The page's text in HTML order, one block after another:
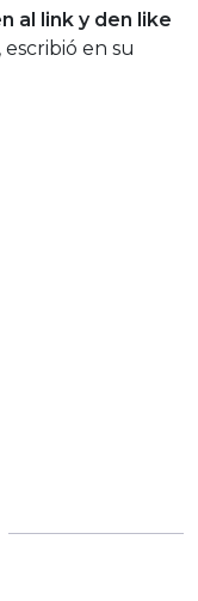
al link y den like
, escribió en su